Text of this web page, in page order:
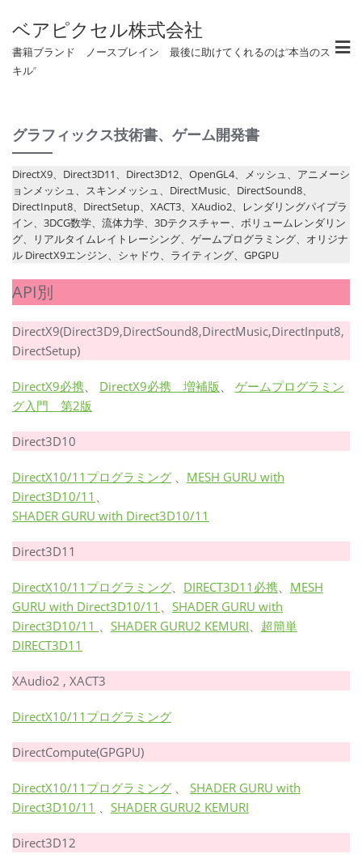
ベアピクセル株式会社
書籍ブランド ノースブレイン 最後に助けてくれるのは”本当のス
キル”
グラフィックス技術書、ゲーム開発書
DirectX9、Direct3D11、Direct3D12、OpenGL4、メッシュ、アニメーシ
ョンメッシュ、スキンメッシュ、DirectMusic、DirectSound8、
DirectInput8、DirectSetup、XACT3、XAudio2、レンダリングパイプラ
イン、3DCG数学、流体力学、3Dテクスチャー、ボリュームレンダリン
グ、リアルタイムレイトレーシング、ゲームプログラミング、オリジナ
ル DirectX9エンジン、シャドウ、ライティング、GPGPU
API別
DirectX9(Direct3D9,DirectSound8,DirectMusic,DirectInput8,
DirectSetup)
DirectX9必携、 DirectX9必携 増補版、 ゲームプログラミン
グ入門 第2版
Direct3D10
DirectX10/11プログラミング 、 MESH GURU with
Direct3D10/11 、
SHADER GURU with Direct3D10/11
Direct3D11
DirectX10/11プログラミング、 DIRECT3D11必携、 MESH
GURU with Direct3D10/11 、 SHADER GURU with
Direct3D10/11 、 SHADER GURU2 KEMURI、 超簡単
DIRECT3D11
XAudio2 , XACT3
DirectX10/11プログラミング
DirectCompute(GPGPU)
DirectX10/11プログラミング 、 SHADER GURU with
Direct3D10/11 、 SHADER GURU2 KEMURI
Direct3D12